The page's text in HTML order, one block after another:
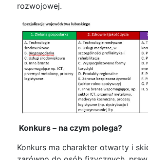
rozwojowej.
Konkurs – na czym polega?
Konkurs ma charakter otwarty i